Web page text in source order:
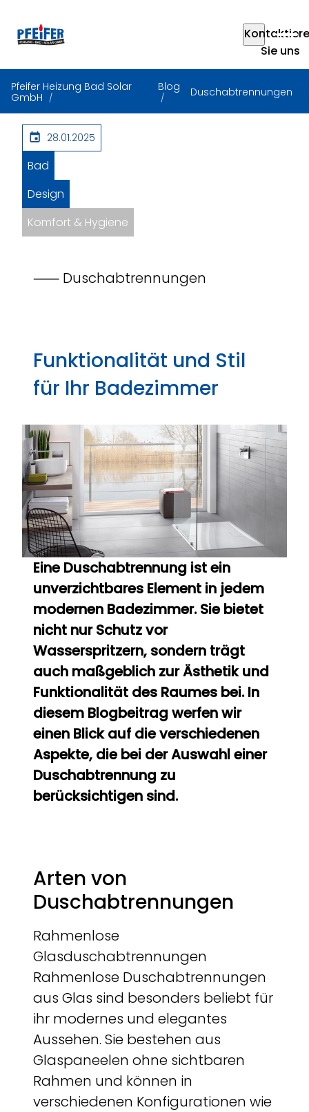
Sie uns
Pfeifer Heizung Bad Solar
GmbH
Blog Duschabtrennungen
28.01.2025
Bad
Design
Komfort & Hygiene
⸺ Duschabtrennungen
Funktionalität und Stil
für Ihr Badezimmer
Eine Duschabtrennung ist ein
unverzichtbares Element in jedem
modernen Badezimmer. Sie bietet
nicht nur Schutz vor
Wasserspritzern, sondern trägt
auch maßgeblich zur Ästhetik und
Funktionalität des Raumes bei. In
diesem Blogbeitrag werfen wir
einen Blick auf die verschiedenen
Aspekte, die bei der Auswahl einer
Duschabtrennung zu
berücksichtigen sind.
Arten von
Duschabtrennungen
Rahmenlose
Glasduschabtrennungen
Rahmenlose Duschabtrennungen
aus Glas sind besonders beliebt für
ihr modernes und elegantes
Aussehen. Sie bestehen aus
Glaspaneelen ohne sichtbaren
Rahmen und können in
verschiedenen Konfigurationen wie